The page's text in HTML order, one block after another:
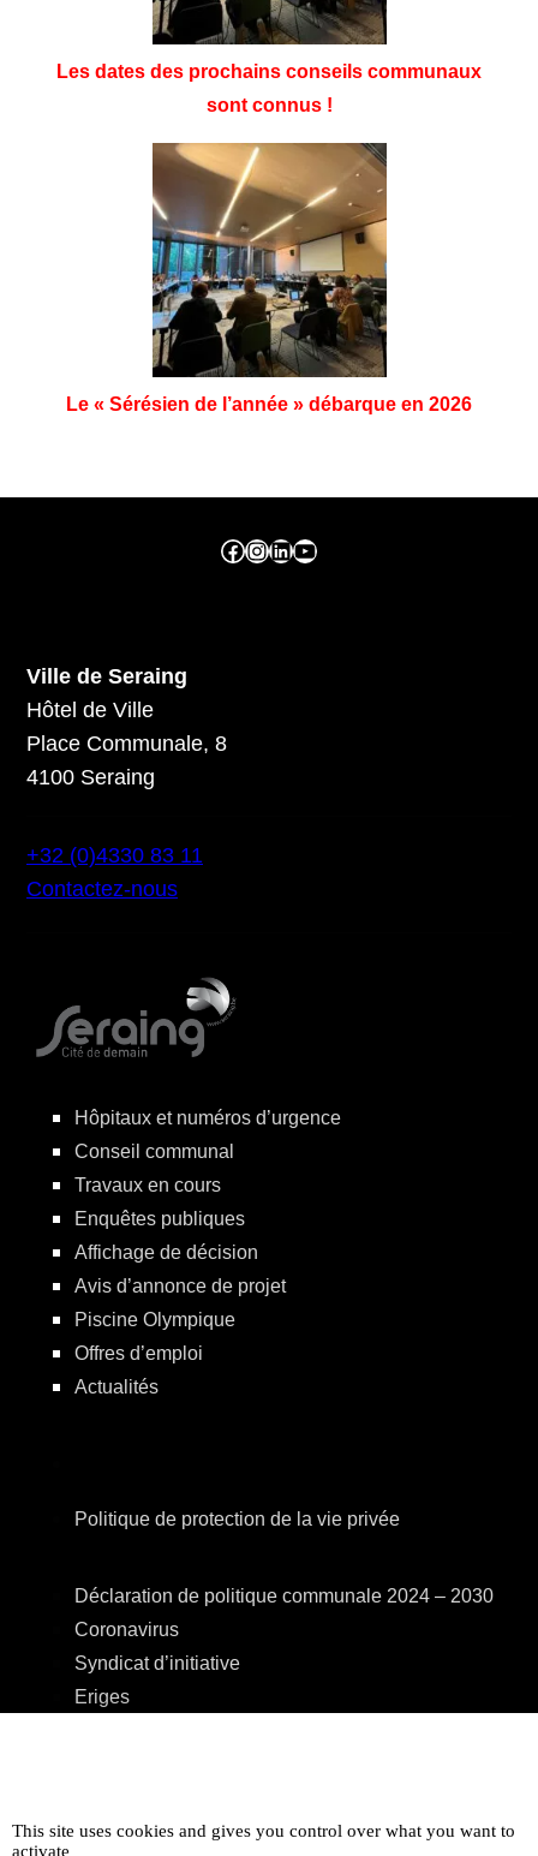
Les dates des prochains conseils communaux
sont connus !
Le « Sérésien de l’année » débarque en 2026
Facebook ville de seraing Instragram ville de seraing linkedin – ville de seraing YouTube
Ville de Seraing
Hôtel de Ville
Place Communale, 8
4100 Seraing
+32 (0)4330 83 11
Contactez-nous
Hôpitaux et numéros d’urgence
Conseil communal
Travaux en cours
Enquêtes publiques
Affichage de décision
Avis d’annonce de projet
Piscine Olympique
Offres d’emploi
Actualités
Politique de protection de la vie privée
Déclaration de politique communale 2024 – 2030
Coronavirus
Syndicat d’initiative
Eriges
Accessibilité
This site uses cookies and gives you control over what you want to
activate